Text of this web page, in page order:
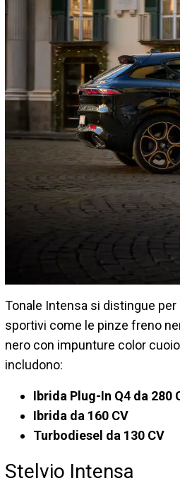
Tonale Intensa si distingue
sportivi come le pinze freno
nero con impunture color
includono:
Ibrida Plug-In Q4 da 280
Ibrida da 160 CV
Turbodiesel da 130 CV
Stelvio Intensa